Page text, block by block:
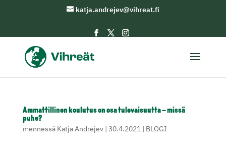
katja.andrejev@vihreat.fi
Ammattillinen koulutus on osa tulevaisuutta – missä
puhe?
mennessä Katja Andrejev| 30.4.2021 | BLOGI